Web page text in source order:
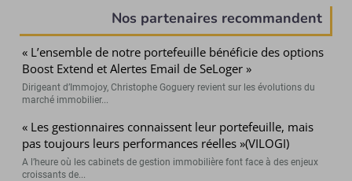
Nos partenaires recommandent
« L’ensemble de notre portefeuille bénéficie des options
Boost Extend et Alertes Email de SeLoger »
Dirigeant d’Immojoy, Christophe Goguery revient sur les évolutions du
marché immobilier...
« Les gestionnaires connaissent leur portefeuille, mais
pas toujours leurs performances réelles »(VILOGI)
A l’heure où les cabinets de gestion immobilière font face à des enjeux
croissants de...